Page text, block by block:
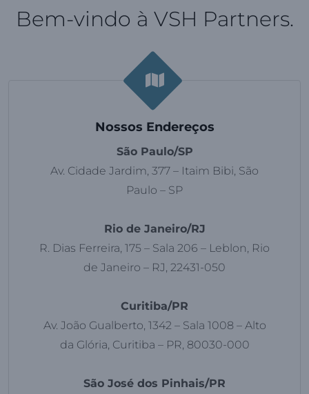
Bem-vindo à VSH Partners.
Nossos Endereços
São Paulo/SP
Av. Cidade Jardim, 377 – Itaim Bibi, São
Paulo – SP
Rio de Janeiro/RJ
R. Dias Ferreira, 175 – Sala 206 – Leblon, Rio
de Janeiro – RJ, 22431-050
Curitiba/PR
Av. João Gualberto, 1342 – Sala 1008 – Alto
da Glória, Curitiba – PR, 80030-000
São José dos Pinhais/PR